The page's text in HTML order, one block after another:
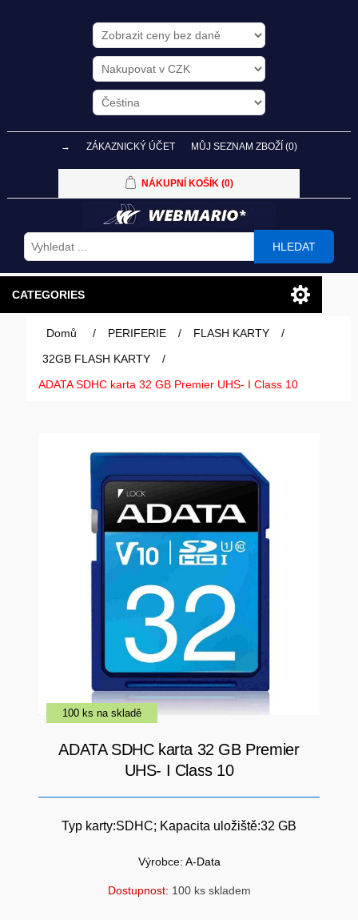
→ ZÁKAZNICKÝ ÚČET MŮJ SEZNAM ZBOŽÍ (0)
NÁKUPNÍ KOŠÍK (0)
HLEDAT
CATEGORIES
PC SESTAVY
AI PC STANICE
AI ROBOTIZACE
GAMING
HERNÍ NTB
GRAFICKÉ KARTY
AI ENTERPRISE
KLÁVESNICE A MYŠI
CHYTRÉ OSVĚTLENÍ
INTERAKTIVNÍ HRAČKY
Domů / PERIFERIE / FLASH KARTY
/
32GB FLASH KARTY
/
ADATA SDHC karta 32 GB Premier UHS- I Class 10
100 ks na skladě
ADATA SDHC karta 32 GB Premier
UHS- I Class 10
Typ karty:SDHC; Kapacita uložiště:32 GB
Výrobce: A-Data
Dostupnost: 100 ks skladem